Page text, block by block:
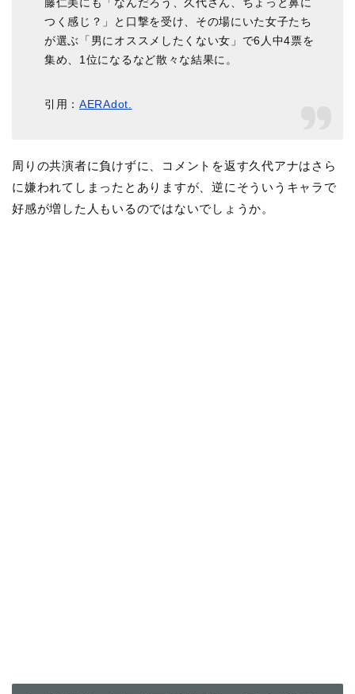
藤仁美にも「なんだろう、久代さん、ちょっと鼻に
つく感じ？」と口撃を受け、その場にいた女子たち
が選ぶ「男にオススメしたくない女」で6人中4票を
集め、1位になるなど散々な結果に。
引用：AERAdot.
周りの共演者に負けずに、コメントを返す久代アナはさら
に嫌われてしまったとありますが、逆にそういうキャラで
好感が増した人もいるのではないでしょうか。